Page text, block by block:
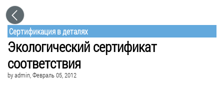
Сертификация в деталях
Экологический сертификат
соответствия
byadmin, Февраль 05, 2012